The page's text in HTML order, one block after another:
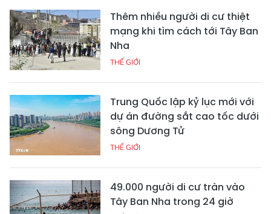
Thêm nhiều người di cư thiệt
mạng khi tìm cách tới Tây Ban
Nha
THẾ GIỚI
Trung Quốc lập kỷ lục mới với
dự án đường sắt cao tốc dưới
sông Dương Tử
THẾ GIỚI
49.000 người di cư tràn vào
Tây Ban Nha trong 24 giờ